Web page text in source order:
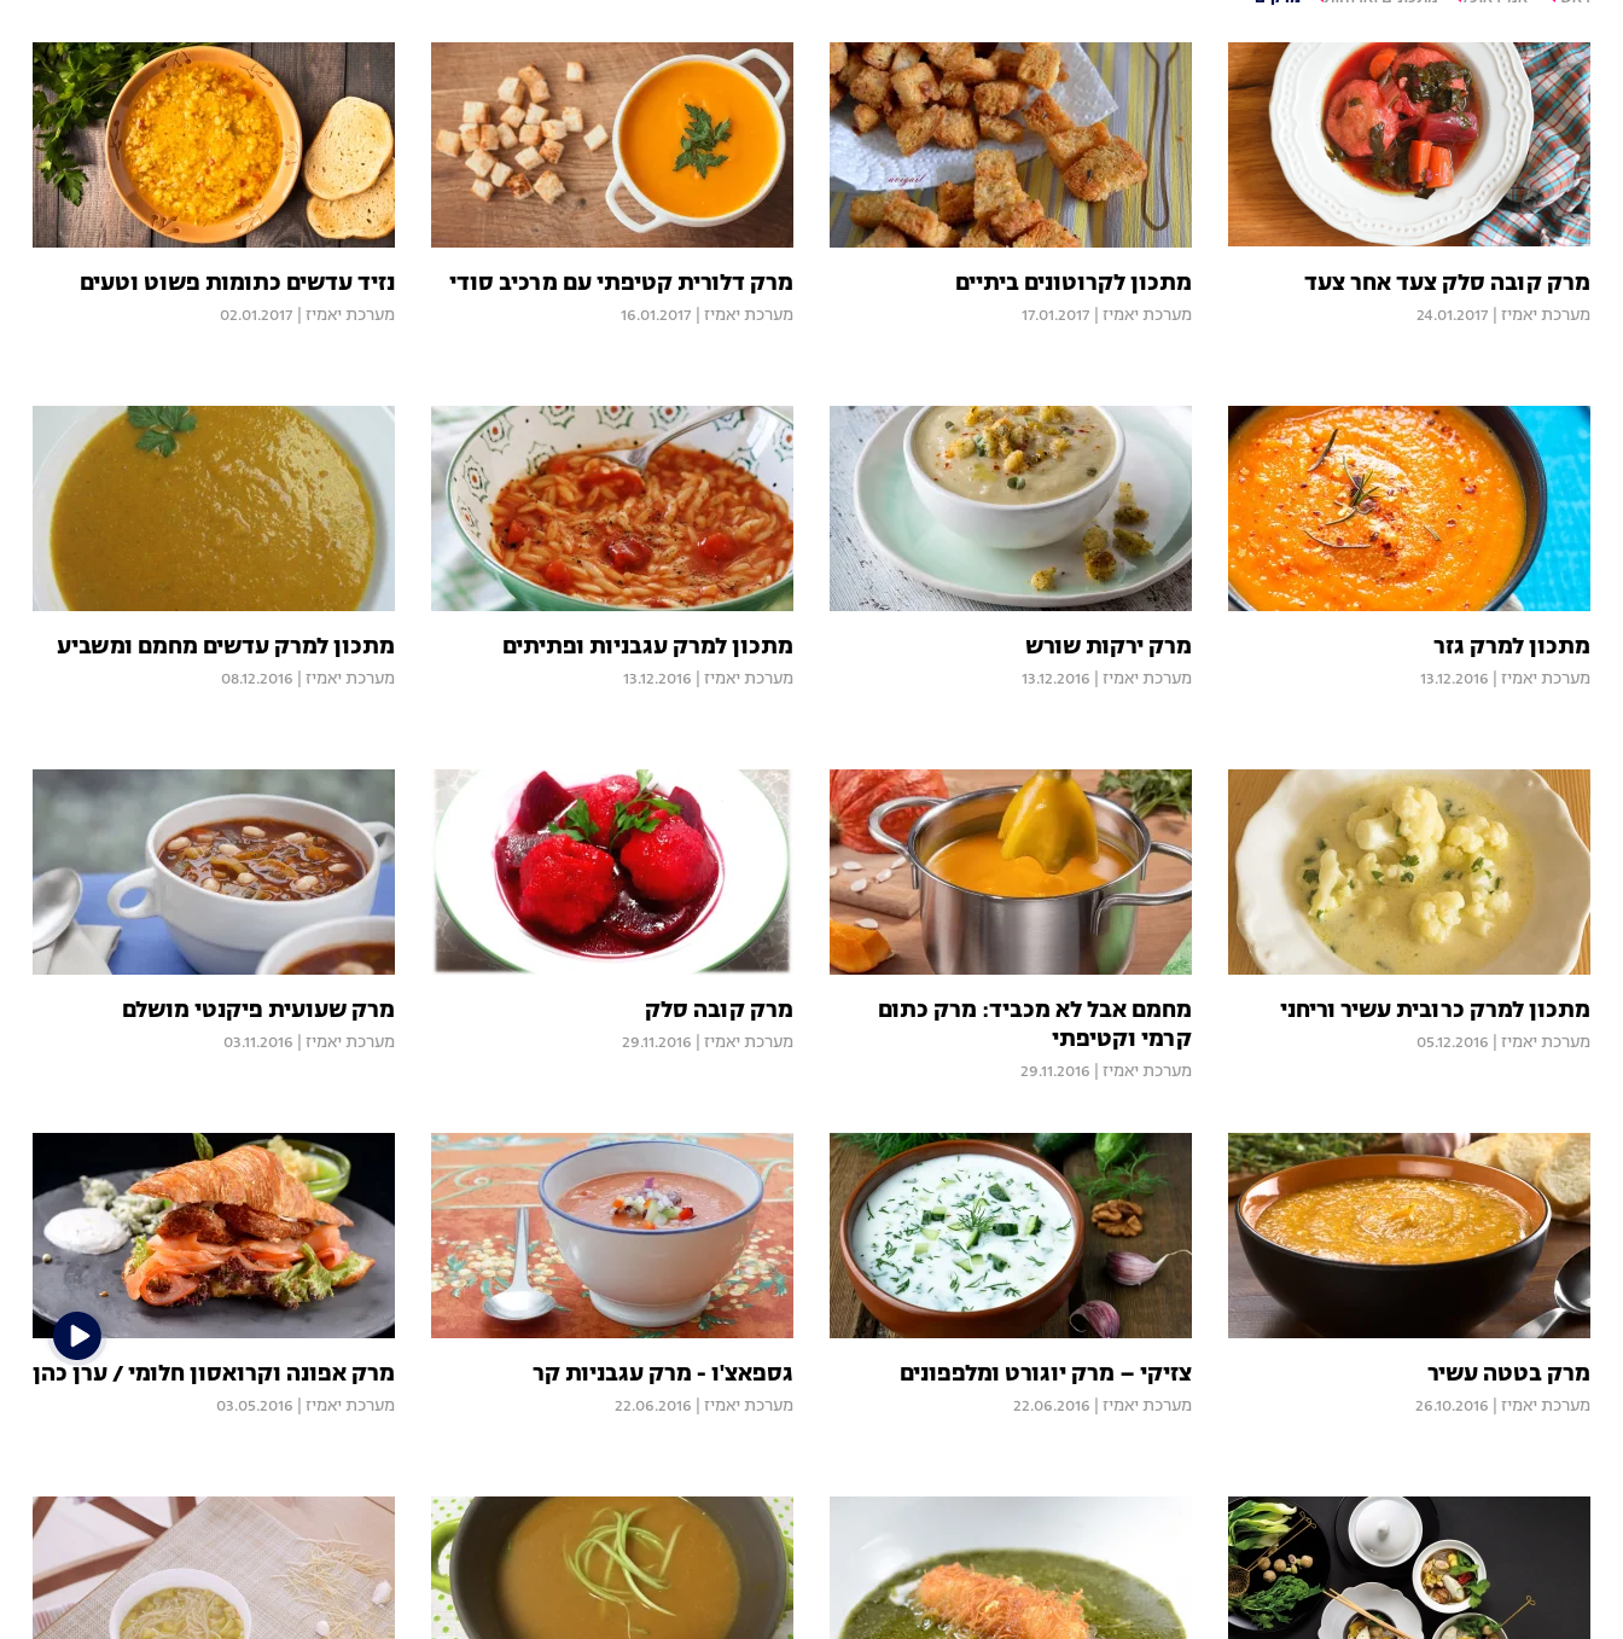
מרק קובה סלק צעד אחר צעד
מערכת יאמיז 24.01.2017
מתכון לקרוטונים ביתיים
מערכת יאמיז 17.01.2017
מרק דלורית קטיפתי עם מרכיב סודי
מערכת יאמיז 16.01.2017
נזיד עדשים כתומות פשוט וטעים
מערכת יאמיז 02.01.2017
מתכון למרק גזר
מערכת יאמיז 13.12.2016
מרק ירקות שורש
מערכת יאמיז 13.12.2016
מתכון למרק עגבניות ופתיתים
מערכת יאמיז 13.12.2016
מתכון למרק עדשים מחמם ומשביע
מערכת יאמיז 08.12.2016
מתכון למרק כרובית עשיר וריחני
מערכת יאמיז 05.12.2016
מחמם אבל לא מכביד: מרק כתום
קרמי וקטיפתי
מערכת יאמיז 29.11.2016
מרק קובה סלק
מערכת יאמיז 29.11.2016
מרק שעועית פיקנטי מושלם
מערכת יאמיז 03.11.2016
מרק בטטה עשיר
מערכת יאמיז 26.10.2016
צזיקי – מרק יוגורט ומלפפונים
מערכת יאמיז 22.06.2016
גספאצ'ו - מרק עגבניות קר
מערכת יאמיז 22.06.2016
מרק אפונה וקרואסון חלומי / ערן כהן
מערכת יאמיז 03.05.2016